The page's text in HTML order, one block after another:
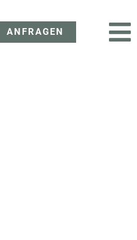
ANFRAGEN